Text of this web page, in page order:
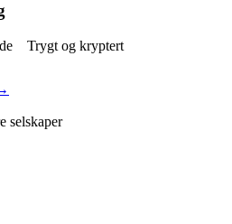
Trygt og kryptert
selskaper